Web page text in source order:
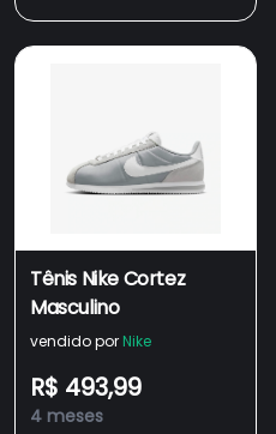
Tênis Nike Cortez
Masculino
vendido por Nike
R$ 493,99
4 meses